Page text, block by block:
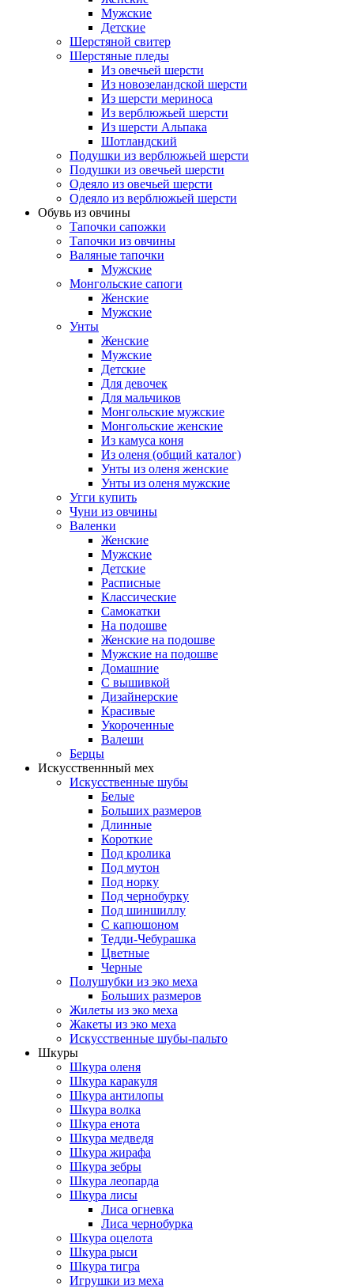
Мужские
Детские
Шерстяной свитер
Шерстяные пледы
Из овечьей шерсти
Из новозеландской шерсти
Из шерсти мериноса
Из верблюжьей шерсти
Из шерсти Альпака
Шотландский
Подушки из верблюжьей шерсти
Подушки из овечьей шерсти
Одеяло из овечьей шерсти
Одеяло из верблюжьей шерсти
Обувь из овчины
Тапочки сапожки
Тапочки из овчины
Валяные тапочки
Мужские
Монгольские сапоги
Женские
Мужские
Унты
Женские
Мужские
Детские
Для девочек
Для мальчиков
Монгольские мужские
Монгольские женские
Из камуса коня
Из оленя (общий каталог)
Унты из оленя женские
Унты из оленя мужские
Угги купить
Чуни из овчины
Валенки
Женские
Мужские
Детские
Расписные
Классические
Самокатки
На подошве
Женские на подошве
Мужские на подошве
Домашние
С вышивкой
Дизайнерские
Красивые
Укороченные
Валеши
Берцы
Искусственнный мех
Искусственные шубы
Белые
Больших размеров
Длинные
Короткие
Под кролика
Под мутон
Под норку
Под чернобурку
Под шиншиллу
С капюшоном
Тедди-Чебурашка
Цветные
Черные
Полушубки из эко меха
Больших размеров
Жилеты из эко меха
Жакеты из эко меха
Искусственные шубы-пальто
Шкуры
Шкура оленя
Шкура каракуля
Шкура антилопы
Шкура волка
Шкура енота
Шкура медведя
Шкура жирафа
Шкура зебры
Шкура леопарда
Шкура лисы
Лиса огневка
Лиса чернобурка
Шкура оцелота
Шкура рыси
Шкура тигра
Игрушки из меха